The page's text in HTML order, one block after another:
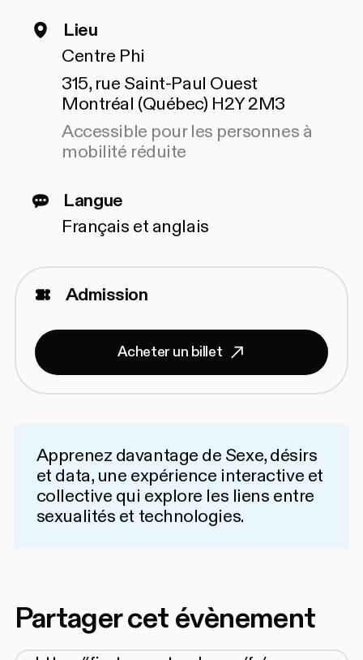
Lieu
Centre Phi
315, rue Saint-Paul Ouest
Montréal (Québec) H2Y 2M3
Accessible pour les personnes à
mobilité réduite
Langue
Français et anglais
Admission
Acheter un billet
Apprenez davantage de Sexe, désirs
et data, une expérience interactive et
collective qui explore les liens entre
sexualités et technologies.
Partager cet évènement